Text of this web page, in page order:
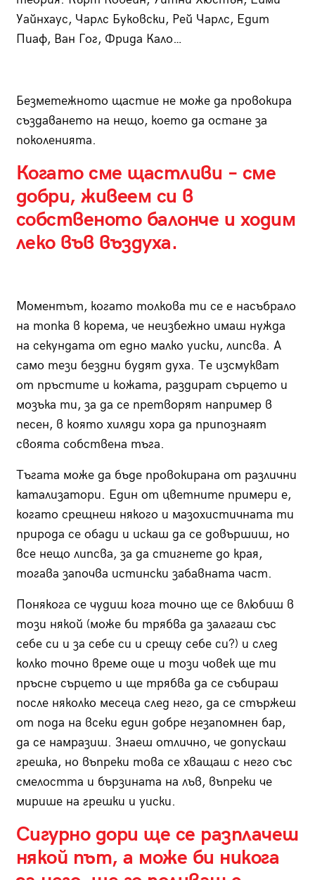
Уайнхаус, Чарлс Буковски, Рей Чарлс, Едит
Пиаф, Ван Гог, Фрида Кало…
Безметежното щастие не може да провокира
създаването на нещо, което да остане за
поколенията.
Когато сме щастливи – сме
добри, живеем си в
собственото балонче и ходим
леко във въздуха.
Моментът, когато толкова ти се е насъбрало
на топка в корема, че неизбежно имаш нужда
на секундата от едно малко уиски, липсва. А
само тези бездни будят духа. Те изсмукват
от пръстите и кожата, раздират сърцето и
мозъка ти, за да се претворят например в
песен, в която хиляди хора да припознаят
своята собствена тъга.
Тъгата може да бъде провокирана от различни
катализатори. Един от цветните примери е,
когато срещнеш някого и мазохистичната ти
природа се обади и искаш да се довършиш, но
все нещо липсва, за да стигнете до края,
тогава започва истински забавната част.
Понякога се чудиш кога точно ще се влюбиш в
този някой (може би трябва да залагаш със
себе си и за себе си и срещу себе си?) и след
колко точно време още и този човек ще ти
пръсне сърцето и ще трябва да се събираш
после няколко месеца след него, да се стържеш
от пода на всеки един добре незапомнен бар,
да се намразиш. Знаеш отлично, че допускаш
грешка, но въпреки това се хващаш с него със
смелостта и бързината на лъв, въпреки че
мирише на грешки и уиски.
Сигурно дори ще се разплачеш
някой път, а може би никога